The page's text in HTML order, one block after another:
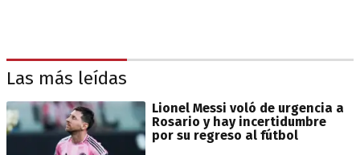
Las más leídas
Lionel Messi voló de urgencia a
Rosario y hay incertidumbre
por su regreso al fútbol